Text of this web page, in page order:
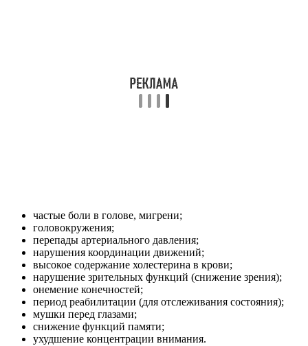
частые боли в голове, мигрени;
головокружения;
перепады артериального давления;
нарушения координации движений;
высокое содержание холестерина в крови;
нарушение зрительных функций (снижение зрения);
онемение конечностей;
период реабилитации (для отслеживания состояния);
мушки перед глазами;
снижение функций памяти;
ухудшение концентрации внимания.